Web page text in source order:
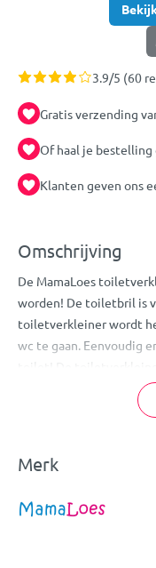
3.9/5 (60
Gratis verzending
Of haal je
Klanten geven ons
Omschrijving
De MamaLoes
worden! De toiletbril is
toiletverkleiner wordt
wc te gaan. Eenvoudig
toilet! De
draagt bij aan een
Helpt je kindje
Kleur: wit
Merk